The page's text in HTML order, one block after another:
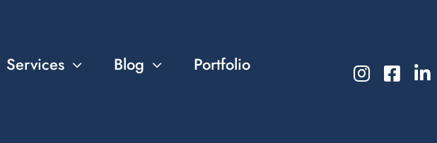
Services Blog
Portfolio